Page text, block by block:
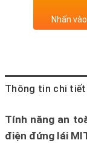
Nhấn
Thông tin chi tiết
Tính năng an
điện đứng lái